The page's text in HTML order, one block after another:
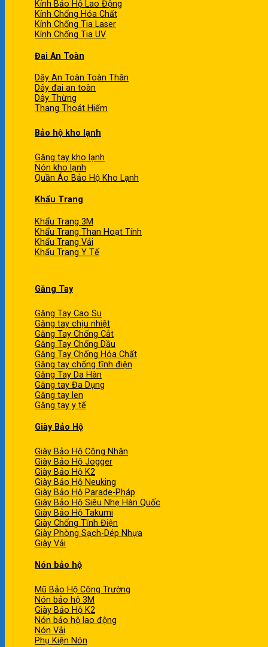
Kính Bảo Hộ Lao Động
Kính Chống Hóa Chất
Kính Chống Tia Laser
Kính Chống Tia UV
Đai An Toàn
Dây An Toàn Toàn Thân
Dây đai an toàn
Dây Thừng
Thang Thoát Hiểm
Bảo hộ kho lạnh
Găng tay kho lạnh
Nón kho lạnh
Quần Áo Bảo Hộ Kho Lạnh
Khẩu Trang
Khẩu Trang 3M
Khẩu Trang Than Hoạt Tính
Khẩu Trang Vải
Khẩu Trang Y Tế
Găng Tay
Găng Tay Cao Su
Găng tay chịu nhiệt
Găng Tay Chống Cắt
Găng Tay Chống Dầu
Găng Tay Chống Hóa Chất
Găng tay chống tĩnh điện
Găng Tay Da Hàn
Găng tay Đa Dụng
Găng tay len
Găng tay y tế
Giày Bảo Hộ
Giày Bảo Hộ Công Nhân
Giày Bảo Hộ Jogger
Giày Bảo Hộ K2
Giày Bảo Hộ Neuking
Giày Bảo Hộ Parade-Pháp
Giày Bảo Hộ Siêu Nhẹ Hàn Quốc
Giày Bảo Hộ Takumi
Giày Chống Tĩnh Điện
Giày Phòng Sạch-Dép Nhựa
Giày Vải
Nón bảo hộ
Mũ Bảo Hộ Công Trường
Nón bảo hộ 3M
Giày Bảo Hộ K2
Nón bảo hộ lao động
Nón Vải
Phụ Kiện Nón